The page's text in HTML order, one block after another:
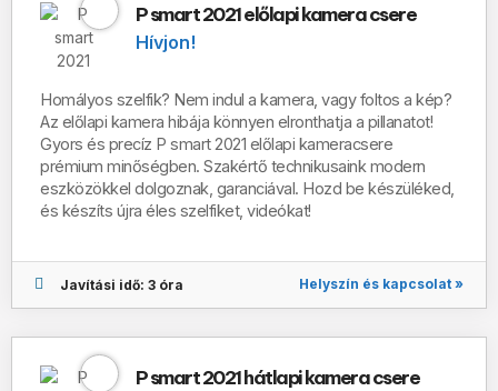
P smart 2021 előlapi kamera csere
Hívjon!
Homályos szelfik? Nem indul a kamera, vagy foltos a kép?
Az előlapi kamera hibája könnyen elronthatja a pillanatot!
Gyors és precíz P smart 2021 előlapi kameracsere
prémium minőségben. Szakértő technikusaink modern
eszközökkel dolgoznak, garanciával. Hozd be készüléked,
és készíts újra éles szelfiket, videókat!
Javítási idő: 3 óra Helyszín és kapcsolat »
P smart 2021 hátlapi kamera csere